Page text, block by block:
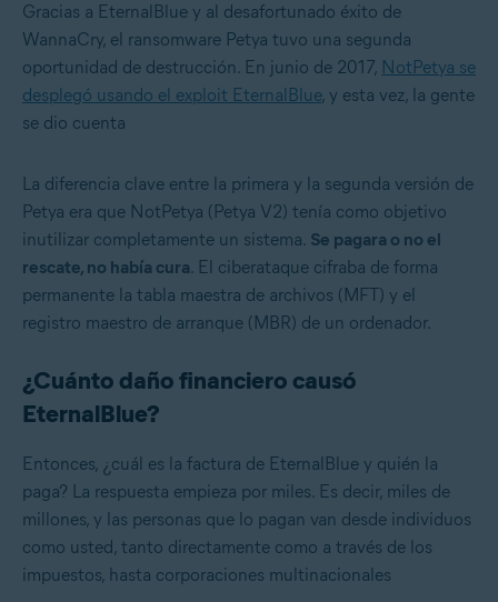
Gracias a EternalBlue y al desafortunado éxito de
WannaCry, el ransomware Petya tuvo una segunda
oportunidad de destrucción. En junio de 2017, NotPetya se
desplegó usando el exploit EternalBlue, y esta vez, la gente
se dio cuenta
La diferencia clave entre la primera y la segunda versión de
Petya era que NotPetya (Petya V2) tenía como objetivo
inutilizar completamente un sistema. Se pagara o no el
rescate, no había cura. El ciberataque cifraba de forma
permanente la tabla maestra de archivos (MFT) y el
registro maestro de arranque (MBR) de un ordenador.
¿Cuánto daño financiero causó
EternalBlue?
Entonces, ¿cuál es la factura de EternalBlue y quién la
paga? La respuesta empieza por miles. Es decir, miles de
millones, y las personas que lo pagan van desde individuos
como usted, tanto directamente como a través de los
impuestos, hasta corporaciones multinacionales